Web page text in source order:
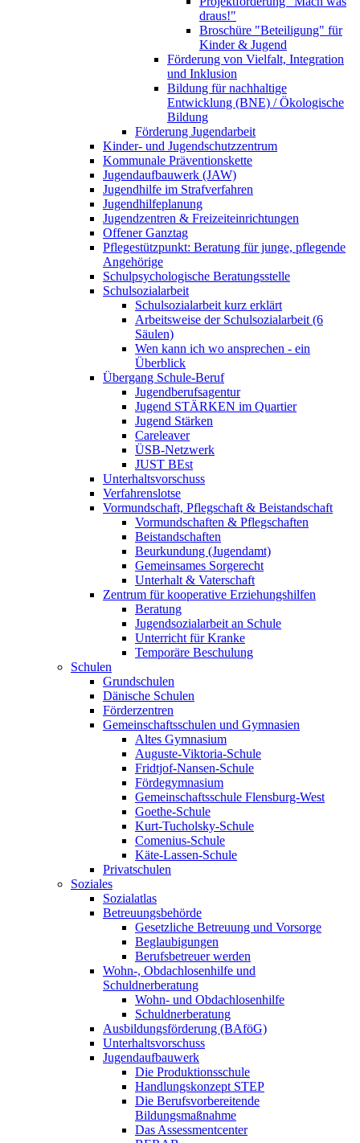
draus!"
Broschüre "Beteiligung" für
Kinder & Jugend
Förderung von Vielfalt, Integration
und Inklusion
Bildung für nachhaltige
Entwicklung (BNE) / Ökologische
Bildung
Förderung Jugendarbeit
Kinder- und Jugendschutzzentrum
Kommunale Präventionskette
Jugendaufbauwerk (JAW)
Jugendhilfe im Strafverfahren
Jugendhilfeplanung
Jugendzentren & Freizeiteinrichtungen
Offener Ganztag
Pflegestützpunkt: Beratung für junge, pflegende
Angehörige
Schulpsychologische Beratungsstelle
Schulsozialarbeit
Schulsozialarbeit kurz erklärt
Arbeitsweise der Schulsozialarbeit (6
Säulen)
Wen kann ich wo ansprechen - ein
Überblick
Übergang Schule-Beruf
Jugendberufsagentur
Jugend STÄRKEN im Quartier
Jugend Stärken
Careleaver
ÜSB-Netzwerk
JUST BEst
Unterhaltsvorschuss
Verfahrenslotse
Vormundschaft, Pflegschaft & Beistandschaft
Vormundschaften & Pflegschaften
Beistandschaften
Beurkundung (Jugendamt)
Gemeinsames Sorgerecht
Unterhalt & Vaterschaft
Zentrum für kooperative Erziehungshilfen
Beratung
Jugendsozialarbeit an Schule
Unterricht für Kranke
Temporäre Beschulung
Schulen
Grundschulen
Dänische Schulen
Förderzentren
Gemeinschaftsschulen und Gymnasien
Altes Gymnasium
Auguste-Viktoria-Schule
Fridtjof-Nansen-Schule
Fördegymnasium
Gemeinschaftsschule Flensburg-West
Goethe-Schule
Kurt-Tucholsky-Schule
Comenius-Schule
Käte-Lassen-Schule
Privatschulen
Soziales
Sozialatlas
Betreuungsbehörde
Gesetzliche Betreuung und Vorsorge
Beglaubigungen
Berufsbetreuer werden
Wohn-, Obdachlosenhilfe und
Schuldnerberatung
Wohn- und Obdachlosenhilfe
Schuldnerberatung
Ausbildungsförderung (BAföG)
Unterhaltsvorschuss
Jugendaufbauwerk
Die Produktionsschule
Handlungskonzept STEP
Die Berufsvorbereitende
Bildungsmaßnahme
Das Assessmentcenter